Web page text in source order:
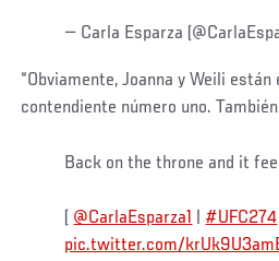
— Carla Esparza
“Obviamente, Joanna y Weili están
contendiente número uno.
Back on the throne and it
@CarlaEsparza1 #UFC274
pic.twitter.com/